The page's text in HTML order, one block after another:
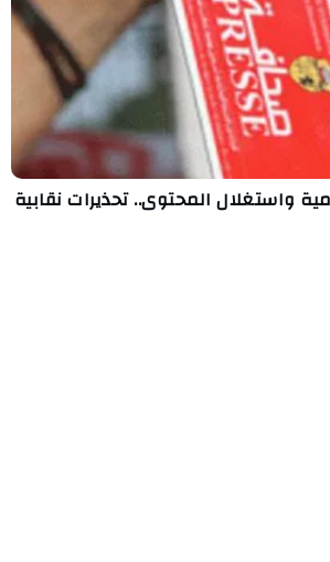
واستغلال المحتوى.. تحذيرات نقابية